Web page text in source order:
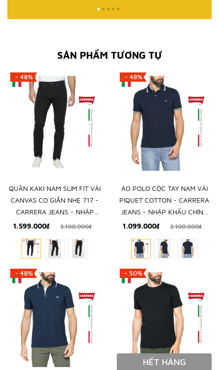
SẢN PHẨM TƯƠNG TỰ
- 48%
QUẦN KAKI NAM SLIM FIT VẢI
CANVAS CO GIÃN NHẸ 717 -
CARRERA JEANS - NHẬP
KHẨU CHÍNH NGẠCH TỪ Ý
1.599.000₫ 3.100.000₫
- 48%
ÁO POLO CỘC TAY NAM VẢI
PIQUET COTTON - CARRERA
JEANS - NHẬP KHẨU CHÍNH
NGẠCH TỪ ITALIA
1.099.000₫ 2.100.000₫
- 48% - 50%
HẾT HÀNG